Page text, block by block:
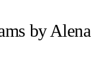
by Alena